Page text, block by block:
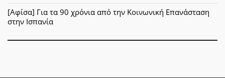
[Αφίσα] Για τα 90 χρόνια από την Κοινωνική Επανάσταση
στην Ισπανία